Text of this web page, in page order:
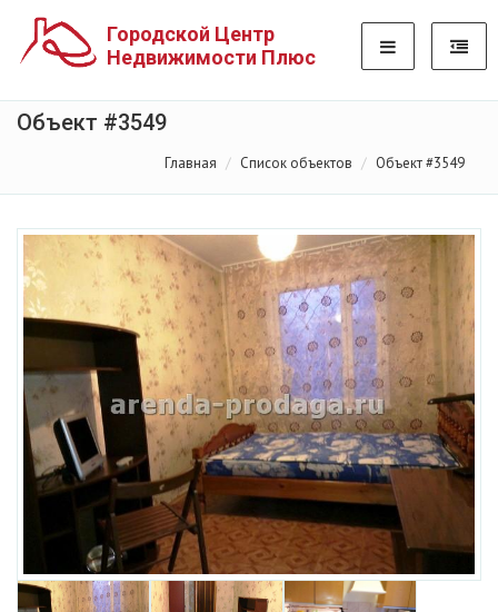
Городской Центр
Недвижимости Плюс
Объект #3549
Главная Список объектов Объект #3549